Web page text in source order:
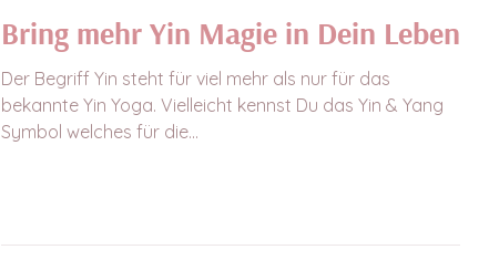
Bring mehr Yin Magie in Dein Leben
Der Begriff Yin steht für viel mehr als nur für das
bekannte Yin Yoga. Vielleicht kennst Du das Yin & Yang
Symbol welches für die...